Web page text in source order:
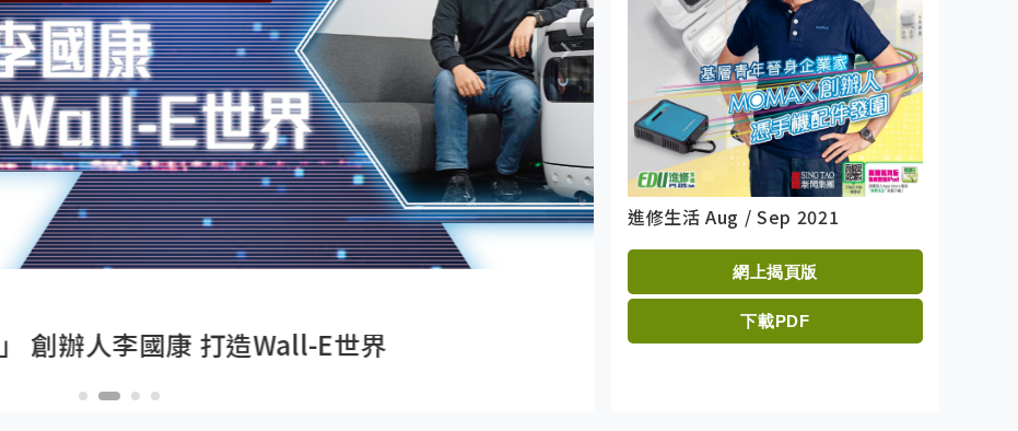
國康 打造Wall-E世界
Learning Life
探洞者險中尋樂
進修生活 Aug / Sep 2021
網上揭頁版
下載PDF